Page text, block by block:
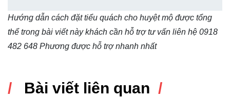
Hướng dẫn cách đặt tiểu quách cho huyệt mộ được tổng
thể trong bài viết này khách cần hỗ trợ tư vấn liên hệ 0918
482 648 Phương được hỗ trợ nhanh nhất
Bài viết liên quan